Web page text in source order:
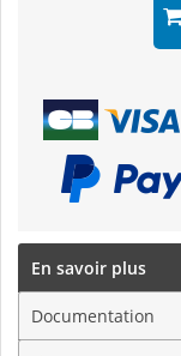
En savoir plus
Documentation